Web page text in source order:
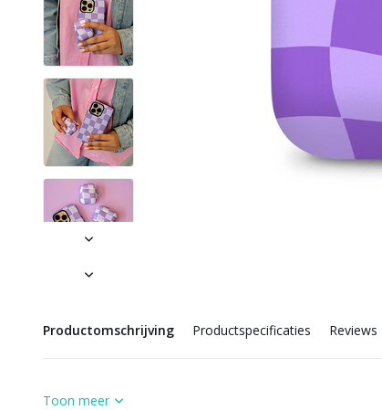
Productomschrijving Productspecificaties Reviews
Toon meer